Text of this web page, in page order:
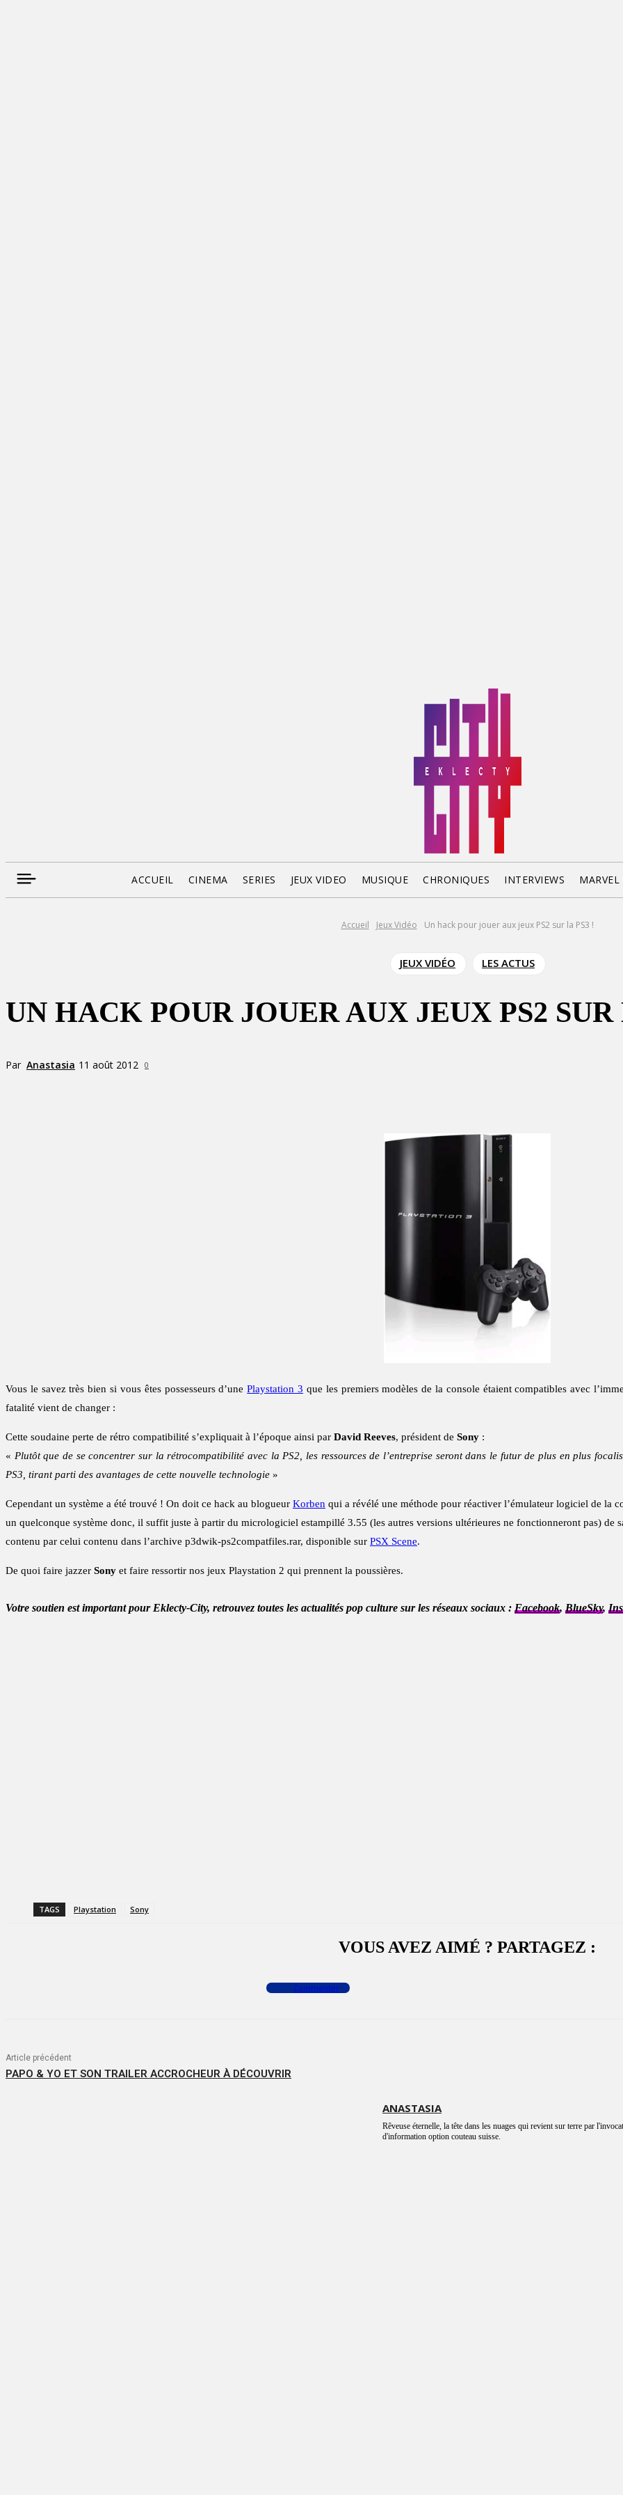
ACCUEIL CINEMA SERIES JEUX VIDEO MUSIQUE CHRONIQUES INTERVIEWS
Accueil Jeux Vidéo Un hack pour jouer aux jeux PS2 sur la PS3 !
JEUX VIDÉO LES ACTUS
UN HACK POUR JOUER AUX JEUX PS2 SUR
Par Anastasia 11 août 2012 0
Vous le savez très bien si vous êtes possesseurs d’unePlaystation 3 que les premiers modèles de la console étaient compatibles avec
fatalité vient de changer :
Cette soudaine perte de rétro compatibilité s’expliquait à l’époque ainsi par David Reeves, président de Sony :
« Plutôt que de se concentrer sur la rétrocompatibilité avec la PS2, les ressources de l’entreprise seront dans le futur de plus en plus
PS3, tirant parti des avantages de cette nouvelle technologie »
Cependant un système a été trouvé ! On doit ce hack au blogueur Korben qui a révélé une méthode pour réactiver l’émulateur logiciel de la
un quelconque système donc, il suffit juste à partir du micrologiciel estampillé 3.55 (les autres versions ultérieures ne fonctionneront pas) de
contenu par celui contenu dans l’archive p3dwik-ps2compatfiles.rar, disponible sur PSX Scene.
De quoi faire jazzer Sony et faire ressortir nos jeux Playstation 2 qui prennent la poussières.
Votre soutien est important pour Eklecty-City, retrouvez toutes les actualités pop culture sur les réseaux sociaux : Facebook, BlueSky,
TAGS Playstation Sony
VOUS AVEZ AIMÉ ? PARTAGEZ :
Commenter
Article précédent
PAPO & YO ET SON TRAILER ACCROCHEUR À DÉCOUVRIR
ANASTASIA
Rêveuse éternelle, la tête dans les nuages qui revient sur terre par
d'information option couteau suisse.